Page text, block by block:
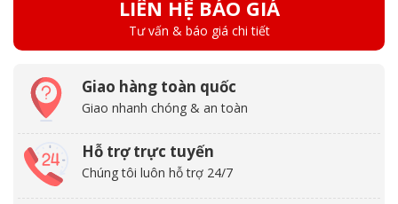
LIÊN HỆ BÁO GIÁ
Tư vấn & báo giá chi tiết
Giao hàng toàn quốc
Giao nhanh chóng & an toàn
Hỗ trợ trực tuyến
Chúng tôi luôn hỗ trợ 24/7